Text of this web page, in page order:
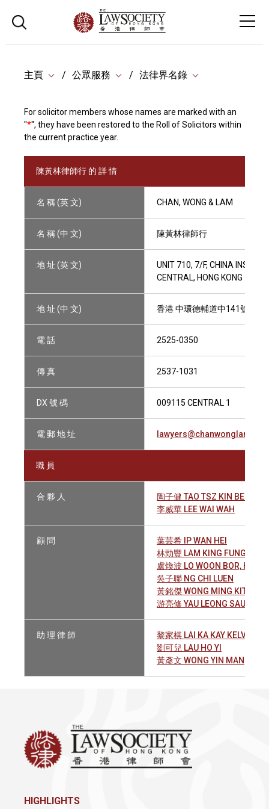
主頁 公眾服務 法律界名錄
For solicitor members whose names are marked with an
"*", they have been restored to the Roll of Solicitors within
the current practice year.
陳黃林律師行 的 詳 情
名 稱 (英 文) CHAN, WONG & LAM
名 稱 (中 文) 陳黃林律師行
地 址 (英 文)
UNIT 710, 7/F, CHINA
CENTRAL, HONG KONG
地 址 (中 文) 香港 中環德輔道中141號 中
電 話 2525-0350
傳 真 2537-1031
DX 號 碼 009115 CENTRAL 1
電 郵 地 址
職 員
合 夥 人
陶子健 TAO TSZ KIN
李威華 LEE WAI WAH
顧 問
葉芸希 IP WAN HEI
林勁豐 LAM KING FUNG,
盧煥波 LO WOON BOR,
吳子聯 NG CHI LUEN
黃銘傑 WONG MING KIT
游亮修 YAU LEONG SAU
助 理 律 師
黎家棋 LAI KA KAY KELVIN
劉可兒 LAU HO YI
黃彥文 WONG YIN MAN
HIGHLIGHTS